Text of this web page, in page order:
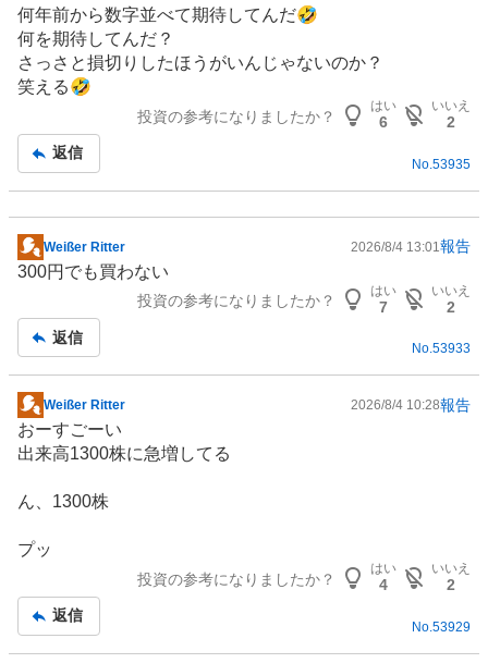
記
事
何年前から数字並べて期待してんだ🤣
何を期待してんだ？
さっさと損切りしたほうがいんじゃないのか？
笑える🤣
投資の参考になりましたか？
はい
6
いいえ
2
返信
No. 53935
掲
示
事
Weißer Ritter 2026/8/4 13:01 報告
300円でも買わない
投資の参考になりましたか？
はい
7
いいえ
2
返信
No.53933
掲
示
板
事
Weißer Ritter 2026/8/4 10:28報告
おーすごーい
出来高1300株に急増してる
ん、1300株
プッ
投資の参考になりましたか？
はい
4
いいえ
2
返信
No. 53929